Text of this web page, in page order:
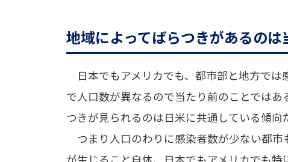
地域によってばらつきがあるのは
日本でもアメリカでも、都市部と地方では
で人口数が異なるので当たり前のことでは
つきが見られるのは日米に共通している傾向
つまり人口のわりに感染者数が少ない都市